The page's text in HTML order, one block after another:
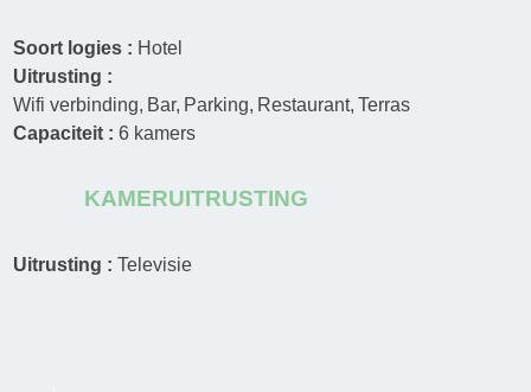
Soort logies : Hotel
Uitrusting :
Wifi verbinding Bar Parking Restaurant Terras
Capaciteit :6 kamers
KAMERUITRUSTING
Uitrusting :Televisie